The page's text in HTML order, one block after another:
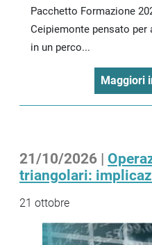
Pacchetto Formazione
Ceipiemonte pensato per
in un perco...
Maggiori
21/10/2026 |
triangolari:
21 ottobre